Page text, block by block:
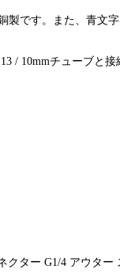
です。また、青文
/ 10mmチューブと接
クター G1/4 アウター